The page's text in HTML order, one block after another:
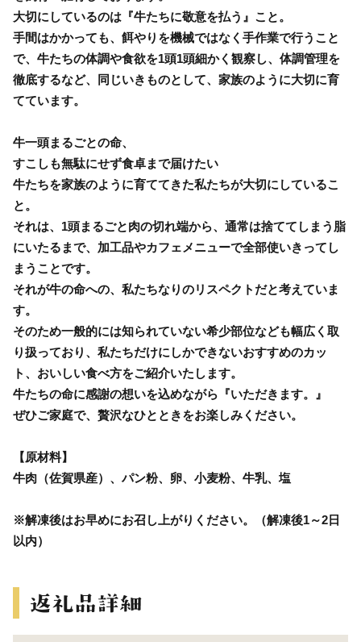
大切にしているのは『牛たちに敬意を払う』こと。
手間はかかっても、餌やりを機械ではなく手作業で行うこと
で、牛たちの体調や食欲を1頭1頭細かく観察し、体調管理を
徹底するなど、同じいきものとして、家族のように大切に育
てています。
牛一頭まるごとの命、
すこしも無駄にせず食卓まで届けたい
牛たちを家族のように育ててきた私たちが大切にしているこ
と。
それは、1頭まるごと肉の切れ端から、通常は捨ててしまう脂
にいたるまで、加工品やカフェメニューで全部使いきってし
まうことです。
それが牛の命への、私たちなりのリスペクトだと考えていま
す。
そのため一般的には知られていない希少部位なども幅広く取
り扱っており、私たちだけにしかできないおすすめのカッ
ト、おいしい食べ方をご紹介いたします。
牛たちの命に感謝の想いを込めながら『いただきます。』
ぜひご家庭で、贅沢なひとときをお楽しみください。
【原材料】
牛肉（佐賀県産）、パン粉、卵、小麦粉、牛乳、塩
※解凍後はお早めにお召し上がりください。（解凍後1～2日
以内）